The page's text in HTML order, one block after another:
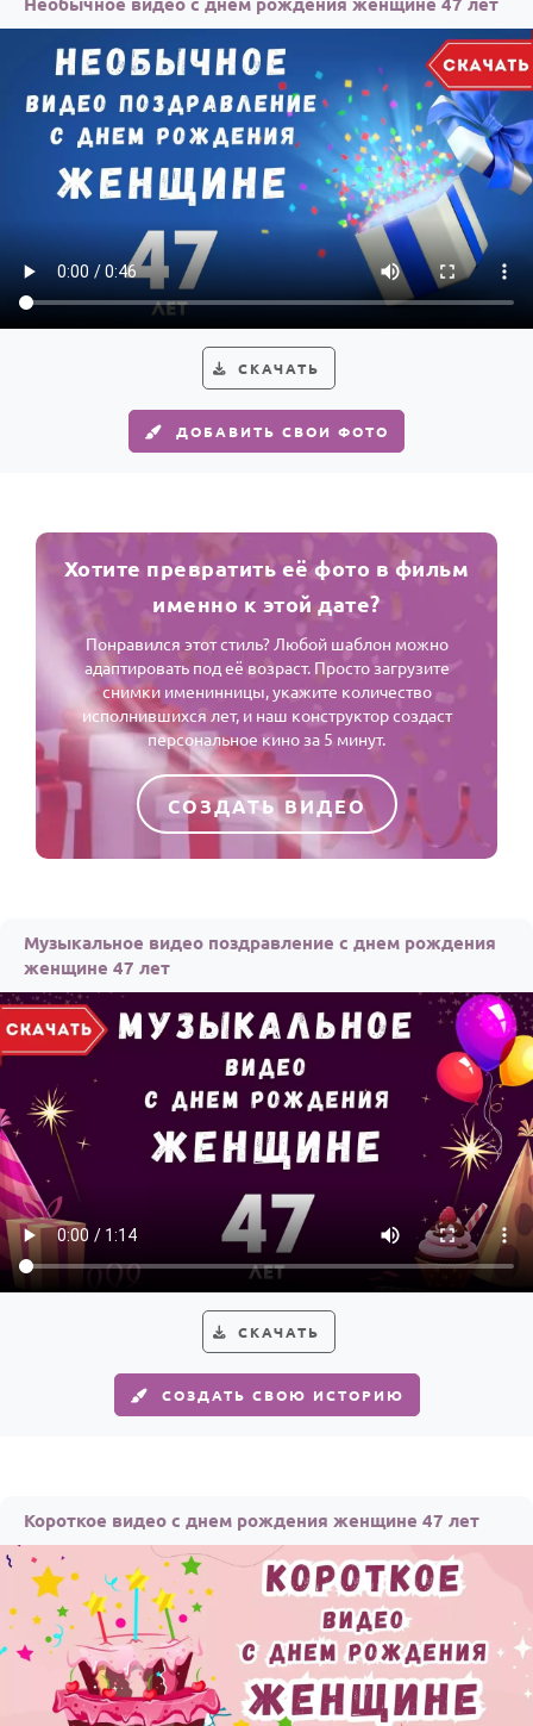
СКАЧАТЬ
ДОБАВИТЬ СВОИ ФОТО
Хотите превратить её фото в фильм
именно к этой дате?
Понравился этот стиль? Любой шаблон можно
адаптировать под её возраст. Просто загрузите
снимки именинницы, укажите количество
исполнившихся лет, и наш конструктор создаст
персональное кино за 5 минут.
СОЗДАТЬ ВИДЕО
Музыкальное видео поздравление с днем рождения
женщине 47 лет
СКАЧАТЬ
СОЗДАТЬ СВОЮ ИСТОРИЮ
Короткое видео с днем рождения женщине 47 лет